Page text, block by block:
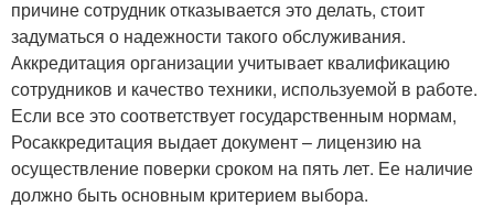
причине сотрудник отказывается это делать, стоит
задуматься о надежности такого обслуживания.
Аккредитация организации учитывает квалификацию
сотрудников и качество техники, используемой в работе.
Если все это соответствует государственным нормам,
Росаккредитация выдает документ – лицензию на
осуществление поверки сроком на пять лет. Ее наличие
должно быть основным критерием выбора.